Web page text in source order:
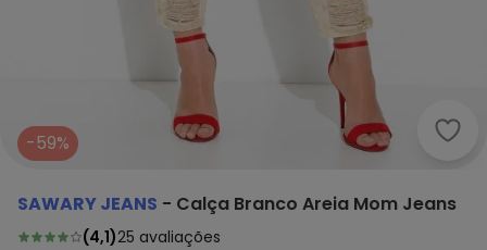
-59%
SAWARY JEANS - Calça Branco Areia Mom Jeans
(4,1)25 avaliações